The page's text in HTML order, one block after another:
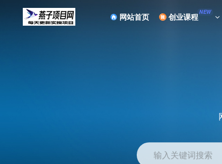
网站首页 创业课程NEW
输入关键词搜索